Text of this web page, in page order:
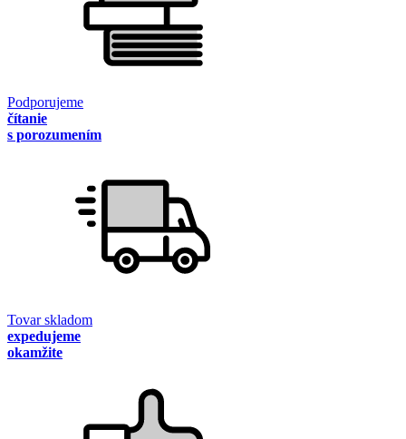
Podporujeme
čítanie
s porozumením
Tovar skladom
expedujeme
okamžite